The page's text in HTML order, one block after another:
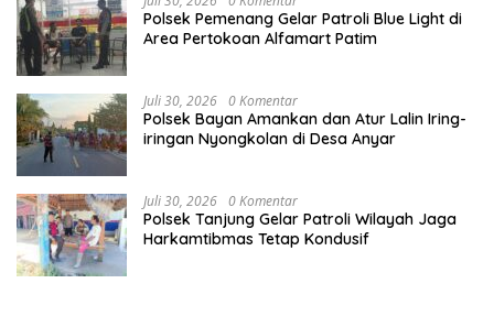
Polsek Pemenang Gelar Patroli Blue Light di
Area Pertokoan Alfamart Patim
Juli 30, 2026 0 Komentar
Polsek Bayan Amankan dan Atur Lalin Iring-
iringan Nyongkolan di Desa Anyar
Juli 30, 2026 0 Komentar
Polsek Tanjung Gelar Patroli Wilayah Jaga
Harkamtibmas Tetap Kondusif